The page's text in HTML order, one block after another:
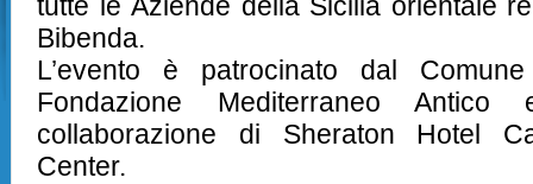
Bibenda.
L’evento è patrocinato dal
Fondazione Mediterraneo
collaborazione di Sheraton Hotel
Center.